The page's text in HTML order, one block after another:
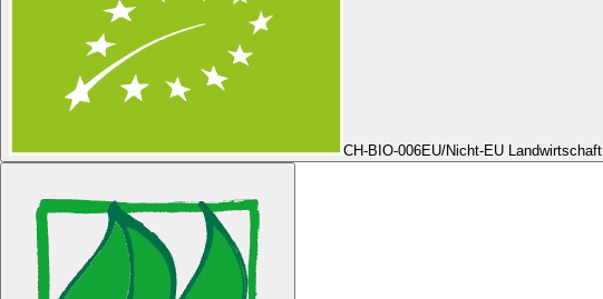
CH-BIO-006EU/Nicht-EU Landwirtschaft